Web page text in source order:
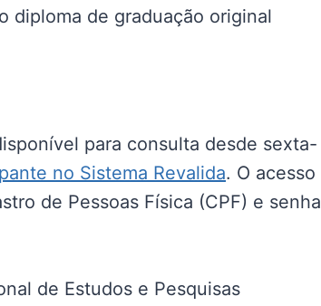
diploma de graduação original
para consulta desde sexta-
no Sistema Revalida. O acesso
de Pessoas Física (CPF) e senha
de Estudos e Pesquisas